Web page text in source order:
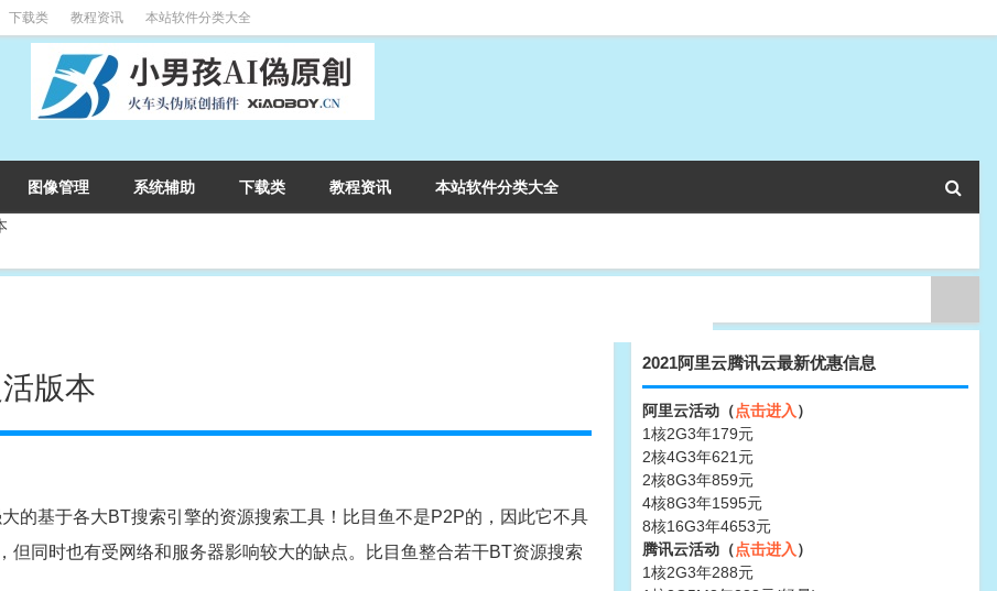
下载类 教程资讯 本站软件分类大全
图像管理 系统辅助 下载类 教程资讯 本站软件分类大全
版本
的基于各大BT搜索引擎的资源搜索工具！比目鱼不是P2P的，因此它不具
同时也有受网络和服务器影响较大的缺点。比目鱼整合若干BT资源搜索
2021阿里云腾讯云最新优惠信息
阿里云活动（点击进入 ）
1核2G3年179元
2核4G3年621元
2核8G3年859元
4核8G3年1595元
8核16G3年4653元
腾讯云活动（点击进入 ）
1核2G3年288元